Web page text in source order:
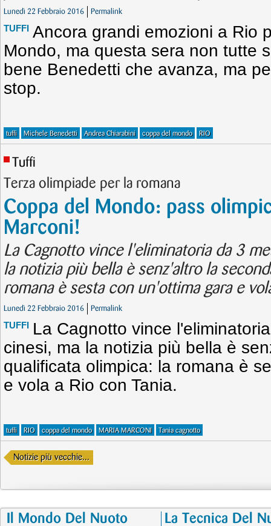
Lunedì 22 Febbraio 2016 Permalink
TUFFI Ancora grandi emozioni a Rio
Mondo, ma questa sera non tutte
bene Benedetti che avanza, ma
stop.
tuffi Michele Benedetti Andrea Chiarabini coppa del mondo RIO
Tuffi
Terza olimpiade per la romana
Coppa del Mondo: pass
Marconi!
La Cagnotto vince l'eliminatoria da 3
la notizia più bella è senz'altro la
romana è sesta con un'ottima gara e
Lunedì 22 Febbraio 2016 Permalink
TUFFI La Cagnotto vince
cinesi, ma la notizia più bella è
qualificata olimpica: la romana è
e vola a Rio con Tania.
tuffi RIO coppa del mondo MARIA MARCONI Tania cagnotto
Notizie più vecchie...
Il Mondo Del Nuoto La Tecnica Del